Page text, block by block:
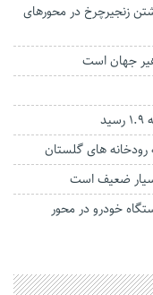
زنجیرچرخ در محور‌های
جهان است
رودخانه های گلستان
ضعیف است
برخورد اتوبوس گنبدکاووس با ۸ دستگاه خودرو در محور